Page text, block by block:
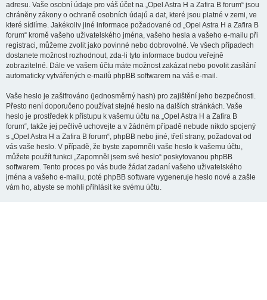
adresu. Vaše osobní údaje pro váš účet na „Opel Astra H a Zafira B forum“ jsou
chráněny zákony o ochraně osobních údajů a dat, které jsou platné v zemi, ve
které sídlíme. Jakékoliv jiné informace požadované od „Opel Astra H a Zafira B
forum“ kromě vašeho uživatelského jména, vašeho hesla a vašeho e-mailu při
registraci, můžeme zvolit jako povinné nebo dobrovolné. Ve všech případech
dostanete možnost rozhodnout, zda-li tyto informace budou veřejně
zobrazitelné. Dále ve vašem účtu máte možnost zakázat nebo povolit zasílání
automaticky vytvářených e-mailů phpBB softwarem na váš e-mail.
Vaše heslo je zašifrováno (jednosměrný hash) pro zajištění jeho bezpečnosti.
Přesto není doporučeno používat stejné heslo na dalších stránkách. Vaše
heslo je prostředek k přístupu k vašemu účtu na „Opel Astra H a Zafira B
forum“, takže jej pečlivě uchovejte a v žádném případě nebude nikdo spojený
s „Opel Astra H a Zafira B forum“, phpBB nebo jiné, třetí strany, požadovat od
vás vaše heslo. V případě, že byste zapomněli vaše heslo k vašemu účtu,
můžete použít funkci „Zapomněl jsem své heslo“ poskytovanou phpBB
softwarem. Tento proces po vás bude žádat zadaní vašeho uživatelského
jména a vašeho e-mailu, poté phpBB software vygeneruje heslo nové a zašle
vám ho, abyste se mohli přihlásit ke svému účtu.